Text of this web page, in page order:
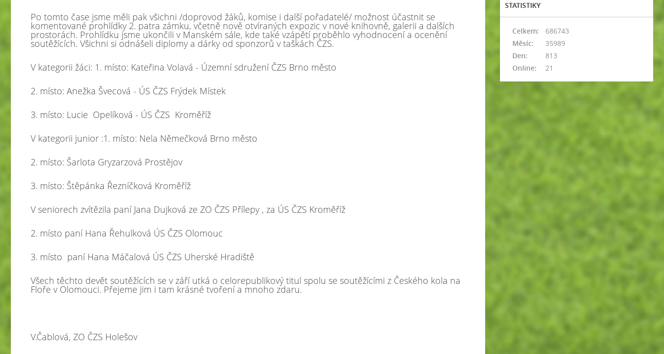
Po tomto čase jsme měli pak všichni /doprovod žáků, komise i další pořadatelé/ možnost účastnit se
komentované prohlídky 2. patra zámku, včetně nově otvíraných expozic v nové knihovně, galerii a dalších
prostorách. Prohlídku jsme ukončili v Manském sále, kde také vzápětí proběhlo vyhodnocení a ocenění
soutěžících. Všichni si odnášeli diplomy a dárky od sponzorů v taškách ČZS.
V kategorii žáci: 1. místo: Kateřina Volavá - Územní sdružení ČZS Brno město
2. místo: Anežka Švecová - ÚS ČZS Frýdek Místek
3. místo: Lucie Opelíková - ÚS ČZS Kroměříž
V kategorii junior :1. místo: Nela Němečková Brno město
2. místo: Šarlota Gryzarzová Prostějov
3. místo: Štěpánka Řezníčková Kroměříž
V seniorech zvítězila paní Jana Dujková ze ZO ČZS Přílepy , za ÚS ČZS Kroměříž
2. místo paní Hana Řehulková ÚS ČZS Olomouc
3. místo paní Hana Máčalová ÚS ČZS Uherské Hradiště
Všech těchto devět soutěžících se v září utká o celorepublikový titul spolu se soutěžícími z Českého kola na
Floře v Olomouci. Přejeme jim i tam krásné tvoření a mnoho zdaru.
V.Čablová, ZO ČZS Holešov
STATISTIKY
Online: 21
Celkem:
686743
Měsíc:
35989
Den:
813